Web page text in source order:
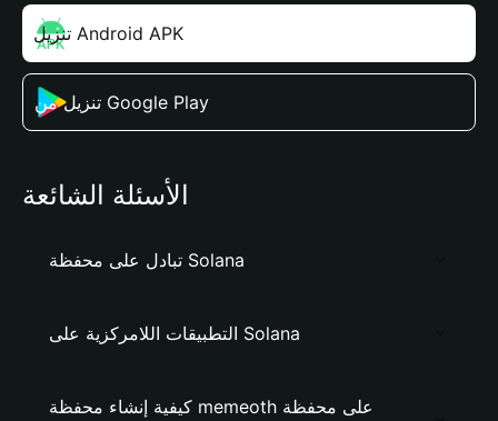
تنزيل Android APK
تنزيل من Google Play
الأسئلة الشائعة
تبادل على محفظة Solana
التطبيقات اللامركزية على Solana
كيفية إنشاء محفظة memeoth على محفظة